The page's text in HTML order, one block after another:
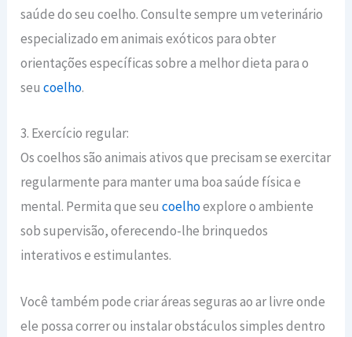
saúde do seu coelho. Consulte sempre um veterinário
especializado em animais exóticos para obter
orientações específicas sobre a melhor dieta para o
seucoelho.
3. Exercício regular:
Os coelhos são animais ativos que precisam se exercitar
regularmente para manter uma boa saúde física e
mental. Permita que seucoelhoexplore o ambiente
sob supervisão, oferecendo-lhe brinquedos
interativos e estimulantes.
Você também pode criar áreas seguras ao ar livre onde
ele possa correr ou instalar obstáculos simples dentro